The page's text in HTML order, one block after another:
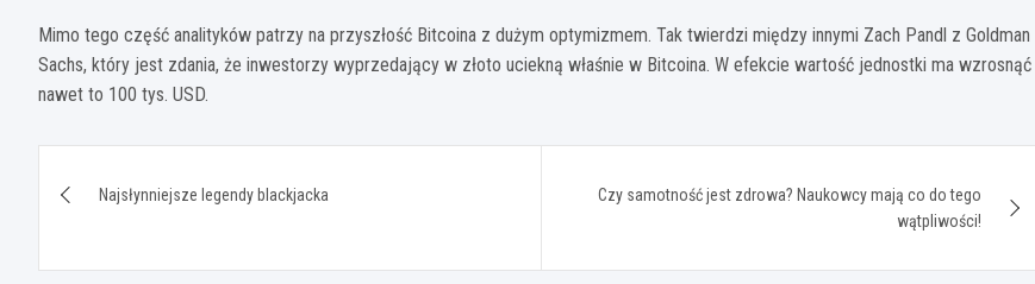
Mimo tego część analityków patrzy na przyszłość Bitcoina z dużym optymizmem. Tak twierdzi między innymi Zach Pandl z Goldman
Sachs, który jest zdania, że inwestorzy wyprzedający w złoto uciekną właśnie w Bitcoina. W efekcie wartość jednostki ma wzrosnąć
nawet to 100 tys. USD.
wpisuNajsłynniejsze legendy blackjacka
Czy samotność jest zdrowa? Naukowcy mają co do tego
wątpliwości!